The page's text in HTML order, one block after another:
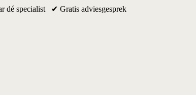
dé specialist ✔ Gratis adviesgesprek